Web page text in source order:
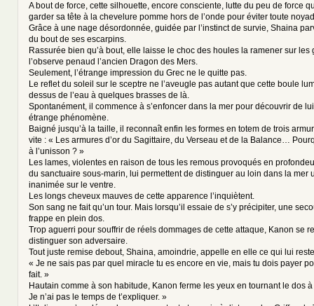
A bout de force, cette silhouette, encore consciente, lutte du peu de force
garder sa tête à la chevelure pomme hors de l’onde pour éviter toute
Grâce à une nage désordonnée, guidée par l’instinct de survie, Shaina
du bout de ses escarpins.
Rassurée bien qu’à bout, elle laisse le choc des houles la ramener sur les
l’observe penaud l’ancien Dragon des Mers.
Seulement, l’étrange impression du Grec ne le quitte pas.
Le reflet du soleil sur le sceptre ne l’aveugle pas autant que cette boule
dessus de l’eau à quelques brasses de là.
Spontanément, il commence à s’enfoncer dans la mer pour découvrir de
étrange phénomène.
Baigné jusqu’à la taille, il reconnaît enfin les formes en totem de trois
vite : « Les armures d’or du Sagittaire, du Verseau et de la Balance…
à l’unisson ? »
Les lames, violentes en raison de tous les remous provoqués en
du sanctuaire sous-marin, lui permettent de distinguer au loin dans la mer
inanimée sur le ventre.
Les longs cheveux mauves de cette apparence l’inquiètent.
Son sang ne fait qu’un tour. Mais lorsqu’il essaie de s’y précipiter, une
frappe en plein dos.
Trop aguerri pour souffrir de réels dommages de cette attaque, Kanon se
distinguer son adversaire.
Tout juste remise debout, Shaina, amoindrie, appelle en elle ce qui lui
« Je ne sais pas par quel miracle tu es encore en vie, mais tu dois payer
fait. »
Hautain comme à son habitude, Kanon ferme les yeux en tournant le dos
Je n’ai pas le temps de t’expliquer. »